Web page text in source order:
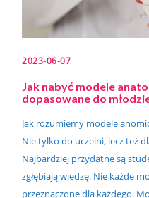
2023-06-07
Jak nabyć modele
dopasowane do
Jak rozumiemy modele
Nie tylko do uczelni, lecz też
Najbardziej przydatne są
zgłębiają wiedzę. Nie każde
przeznaczone dla każdego.